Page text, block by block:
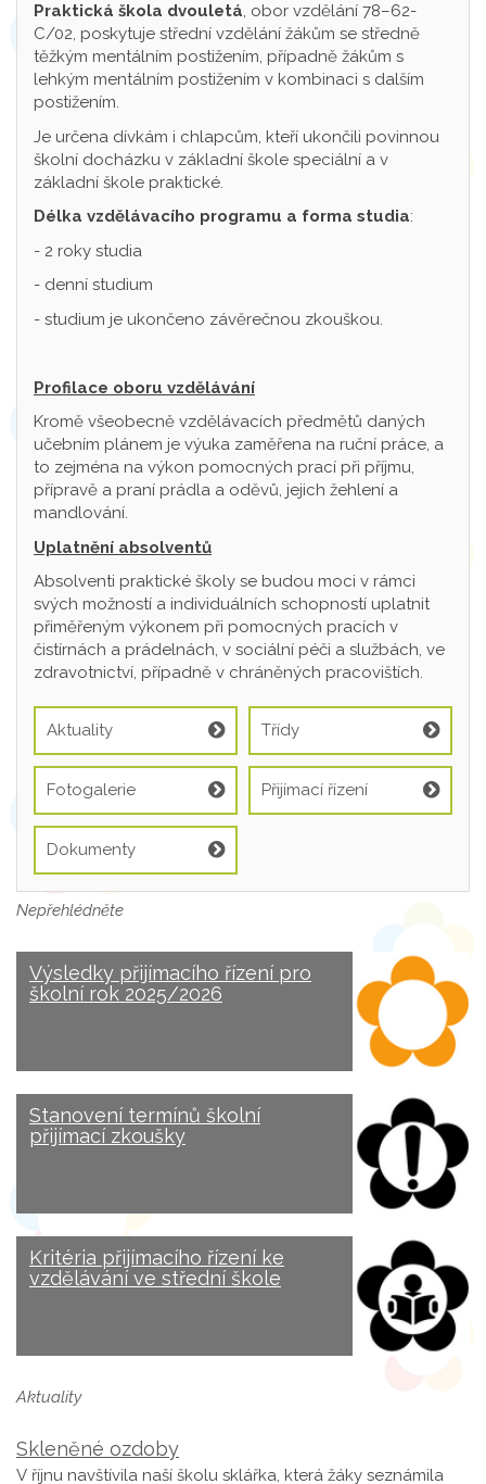
Praktická škola dvouletá, obor vzdělání 78–62-
C/02, poskytuje střední vzdělání žákům se středně
těžkým mentálním postižením, případně žákům s
lehkým mentálním postižením v kombinaci s dalším
postižením.
Je určena dívkám i chlapcům, kteří ukončili povinnou
školní docházku v základní škole speciální a v
základní škole praktické.
Délka vzdělávacího programu a forma studia:
- 2 roky studia
- denní studium
- studium je ukončeno závěrečnou zkouškou.
Profilace oboru vzdělávání
Kromě všeobecně vzdělávacích předmětů daných
učebním plánem je výuka zaměřena na ruční práce, a
to zejména na výkon pomocných prací při příjmu,
přípravě a praní prádla a oděvů, jejich žehlení a
mandlování.
Uplatnění absolventů
Absolventi praktické školy se budou moci v rámci
svých možností a individuálních schopností uplatnit
přiměřeným výkonem při pomocných pracích v
čistírnách a prádelnách, v sociální péči a službách, ve
zdravotnictví, případně v chráněných pracovištích.
Aktuality Třídy
Fotogalerie Přijímací řízení
Dokumenty
Nepřehlédněte
Výsledky přijímacího řízení pro
školní rok 2025/2026
Stanovení termínů školní
přijímací zkoušky
Kritéria přijímacího řízení ke
vzdělávání ve střední škole
Aktuality
Skleněné ozdoby
V říjnu navštívila naší školu sklářka, která žáky seznámila